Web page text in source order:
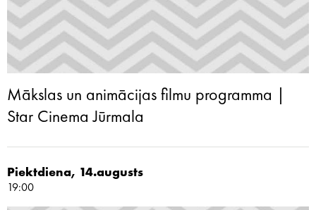
Mākslas un animācijas filmu programma |
Star Cinema Jūrmala
Piektdiena, 14.augusts
19:00